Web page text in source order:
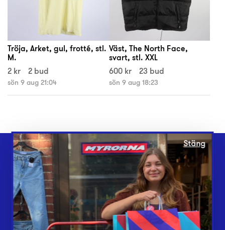
Tröja, Arket, gul, frotté, stl.
M.
2 kr
2 bud
sön 9 aug 21:04
Väst, The North Face,
svart, stl. XXL
600 kr
23 bud
sön 9 aug 18:23
Webbshop
Butiker
Lämna in
Vårt överskott
Stäng